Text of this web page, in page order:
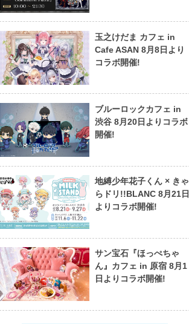
玉之けだま カフェ in
Cafe ASAN 8月8日より
コラボ開催!
ブルーロックカフェ in
渋谷 8月20日よりコラボ
開催!
地縛少年花子くん × きゃ
らドリ!!BLANC 8月21日
よりコラボ開催!
サン宝石『ほっぺちゃ
ん』カフェ in 原宿 8月1
日よりコラボ開催!